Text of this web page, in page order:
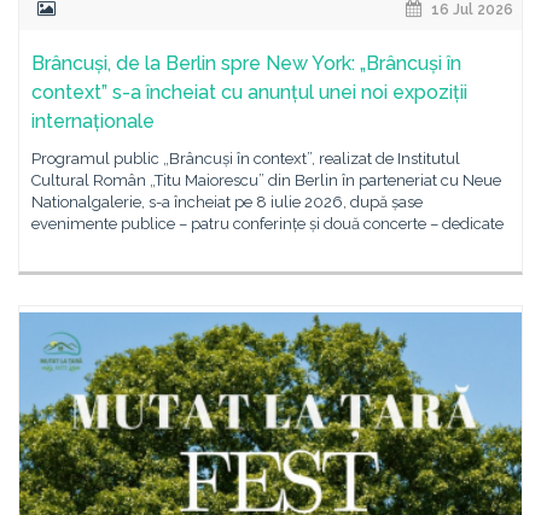
16 Jul 2026
Brâncuși, de la Berlin spre New York: „Brâncuși în
context” s-a încheiat cu anunțul unei noi expoziții
internaționale
Programul public „Brâncuși în context”, realizat de Institutul
Cultural Român „Titu Maiorescu” din Berlin în parteneriat cu Neue
Nationalgalerie, s-a încheiat pe 8 iulie 2026, după șase
evenimente publice – patru conferințe și două concerte – dedicate